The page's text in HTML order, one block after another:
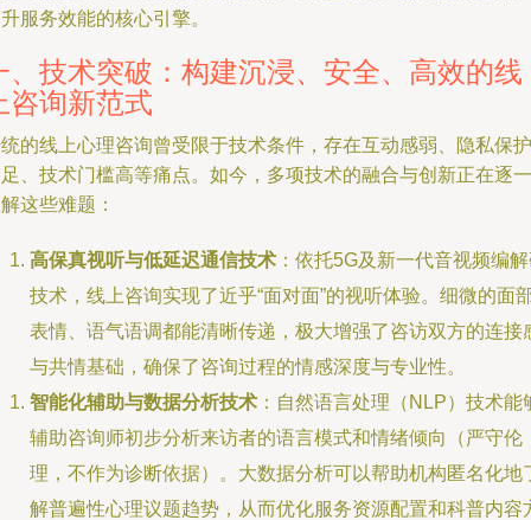
服务效能的核心引擎。
、技术突破：构建沉浸、安全、高效的线
咨询新范式
的线上心理咨询曾受限于技术条件，存在互动感弱、隐私保护
、技术门槛高等痛点。如今，多项技术的融合与创新正在逐一
这些难题：
高保真视听与低延迟通信技术 ：依托5G及新一代音视频编
技术，线上咨询实现了近乎“面对面”的视听体验。细微的面
表情、语气语调都能清晰传递，极大增强了咨访双方的连接
与共情基础，确保了咨询过程的情感深度与专业性。
智能化辅助与数据分析技术 ：自然语言处理（NLP）技术能
辅助咨询师初步分析来访者的语言模式和情绪倾向（严守伦
理，不作为诊断依据）。大数据分析可以帮助机构匿名化地
解普遍性心理议题趋势，从而优化服务资源配置和科普内容